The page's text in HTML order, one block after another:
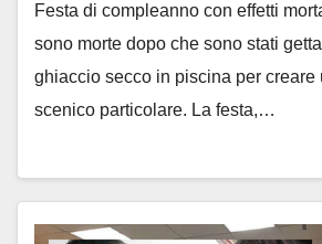
Festa di compleanno con effetti
sono morte dopo che sono stati
ghiaccio secco in piscina per creare
scenico particolare. La festa,…